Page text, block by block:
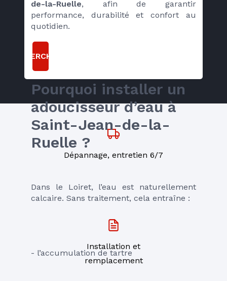
de-la-Ruelle, afin de garantir
performance, durabilité et confort au
quotidien.
Pourquoi installer un
adoucisseur d’eau à
Saint-Jean-de-la-
Ruelle ?
Dans le Loiret, l’eau est naturellement
calcaire. Sans traitement, cela entraîne :
- l’accumulation de tartre
RECHERCHER
Dépannage, entretien 6/7
Installation et
remplacement